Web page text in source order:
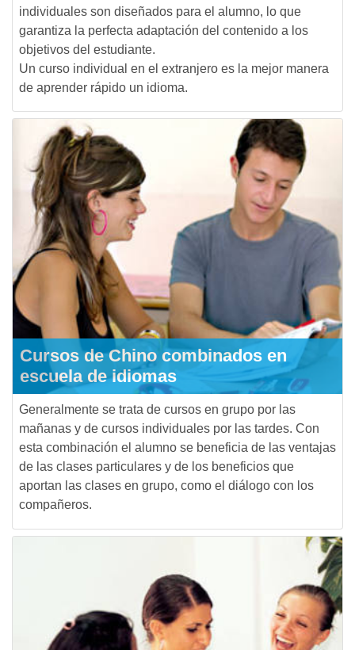
individuales son diseñados para el alumno, lo que
garantiza la perfecta adaptación del contenido a los
objetivos del estudiante.
Un curso individual en el extranjero es la mejor manera
de aprender rápido un idioma.
Cursos de Chino combinados en
escuela de idiomas
Generalmente se trata de cursos en grupo por las
mañanas y de cursos individuales por las tardes. Con
esta combinación el alumno se beneficia de las ventajas
de las clases particulares y de los beneficios que
aportan las clases en grupo, como el diálogo con los
compañeros.